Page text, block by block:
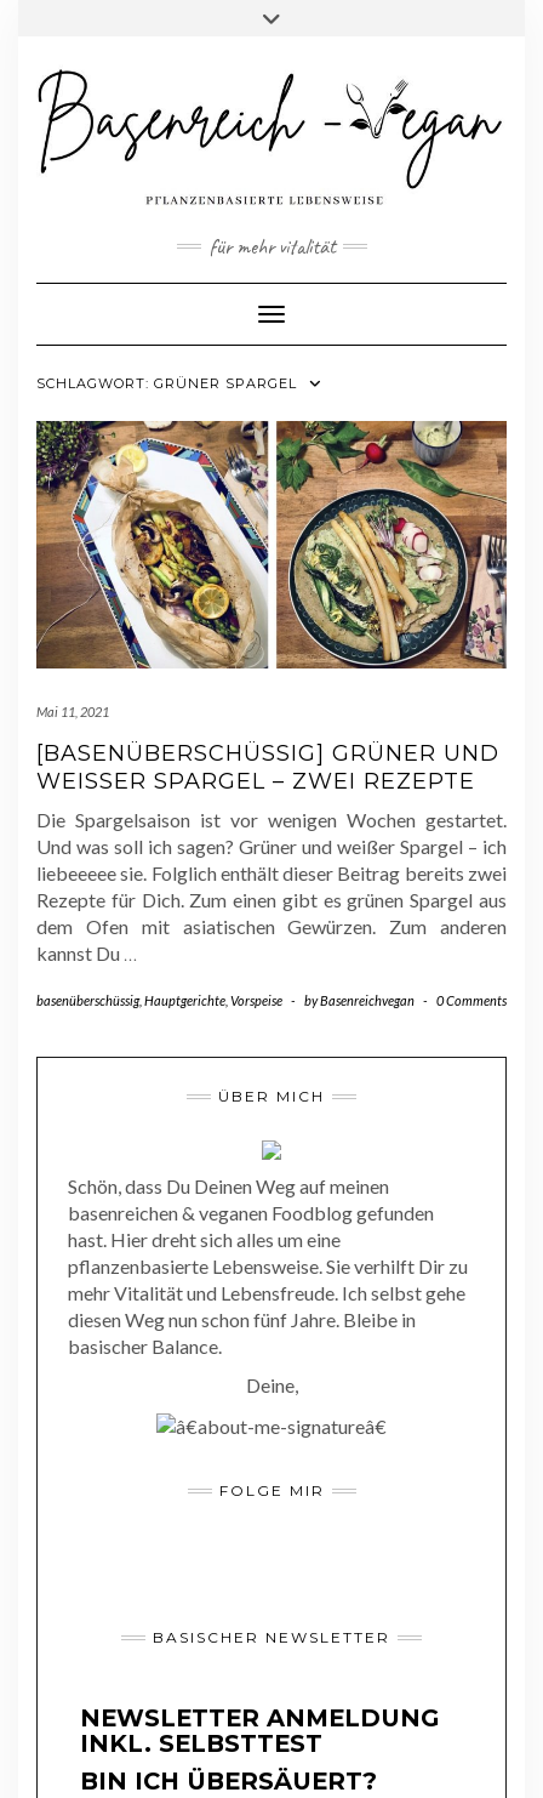
content
für mehr vitalität
Toggle Navigation
SCHLAGWORT: GRÜNER SPARGEL
Mai 11, 2021
[BASENÜBERSCHÜSSIG] GRÜNER UND
WEISSER SPARGEL – ZWEI REZEPTE
Die Spargelsaison ist vor wenigen Wochen gestartet.
Und was soll ich sagen? Grüner und weißer Spargel – ich
liebeeeee sie. Folglich enthält dieser Beitrag bereits zwei
Rezepte für Dich. Zum einen gibt es grünen Spargel aus
dem Ofen mit asiatischen Gewürzen. Zum anderen
kannst Du …
basenüberschüssig, Hauptgerichte Vorspeise - byBasenreichvegan - 0 Comments
ÜBER MICH
Schön, dass Du Deinen Weg auf meinen
basenreichen & veganen Foodblog gefunden
hast. Hier dreht sich alles um eine
pflanzenbasierte Lebensweise. Sie verhilft Dir zu
mehr Vitalität und Lebensfreude. Ich selbst gehe
diesen Weg nun schon fünf Jahre. Bleibe in
basischer Balance.
Deine,
FOLGE MIR
BASISCHER NEWSLETTER
NEWSLETTER ANMELDUNG
INKL. SELBSTTEST
BIN ICH ÜBERSÄUERT?